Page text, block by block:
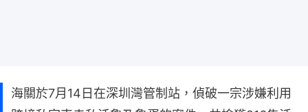
海關於7月14日在深圳灣管制站，偵破一宗涉嫌利用